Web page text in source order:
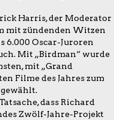
Harris, der Moderator
mit zündenden Witzen
6.000 Oscar-Juroren
Mit „Birdman“ wurde
mit „Grand
Filme des Jahres zum
dass Richard
Zwölf-Jahre-Projekt